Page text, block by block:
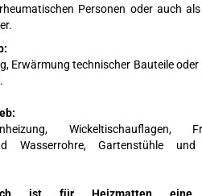
Personen oder auch
Erwärmung technischer Bauteile
Wickeltischauflagen,
Wasserrohre, Gartenstühle und